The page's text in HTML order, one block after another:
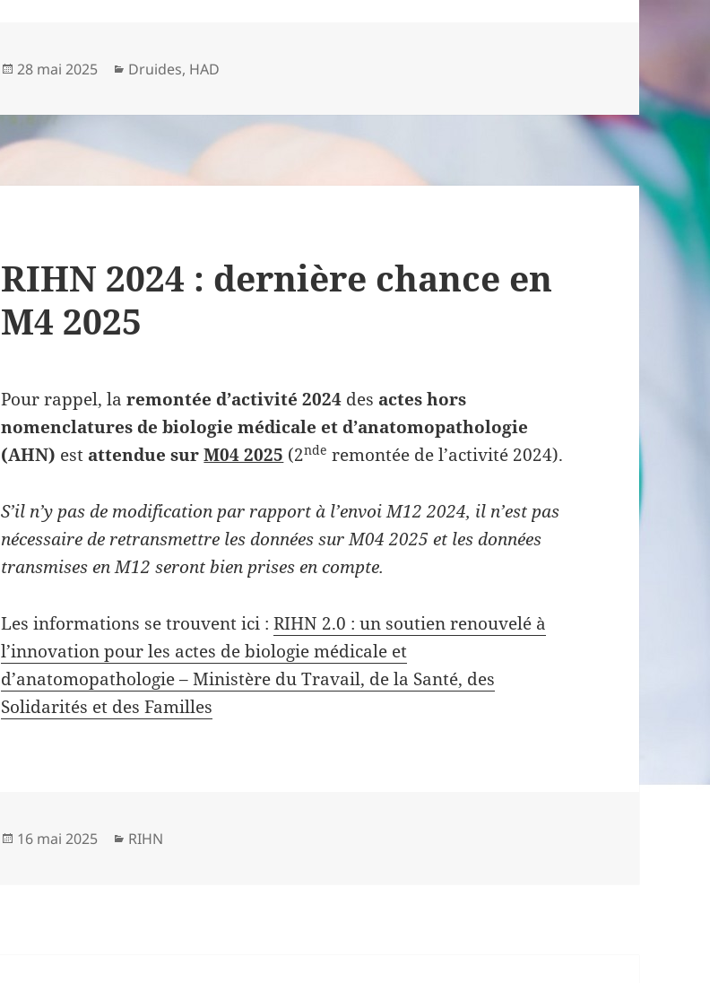
Publié
28 mai 2025 Catégories
Druides, HAD
RIHN 2024 : dernière chance en
M4 2025
Pour rappel, laremontée d’activité 2024 des actes hors
nomenclatures de biologie médicale et d’anatomopathologie
(AHN) est attendue surM04 2025 (2nde remontée de l’activité 2024).
S’il n’y pas de modification par rapport à l’envoi M12 2024, il n’est pas
nécessaire de retransmettre les données sur M04 2025 et les données
transmises en M12 seront bien prises en compte.
Les informations se trouvent ici :RIHN 2.0 : un soutien renouvelé à
l’innovation pour les actes de biologie médicale et
d’anatomopathologie – Ministère du Travail, de la Santé, des
Solidarités et des Familles
Publié
16 mai 2025 Catégories
RIHN